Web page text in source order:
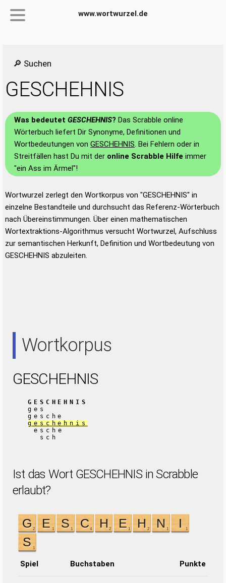
www.wortwurzel.de
🔎 Suchen
GESCHEHNIS
Was bedeutet GESCHEHNIS? Das Scrabble online
Wörterbuch liefert Dir Synonyme, Definitionen und
Wortbedeutungen von GESCHEHNIS. Bei Fehlern oder in
Streitfällen hast Du mit der online Scrabble Hilfe immer
"ein Ass im Ärmel"!
Wortwurzel zerlegt den Wortkorpus von "GESCHEHNIS" in
einzelne Bestandteile und durchsucht das Referenz-Wörterbuch
nach Übereinstimmungen. Über einen mathematischen
Wortextraktions-Algorithmus versucht Wortwurzel, Aufschluss
zur semantischen Herkunft, Definition und Wortbedeutung von
GESCHEHNIS abzuleiten.
Wortkorpus
GESCHEHNIS
GESCHEHNIS
ges
gesche
geschehnis
esche
sch
Ist das Wort GESCHEHNIS in Scrabble
erlaubt?
Spiel Buchstaben Punkte